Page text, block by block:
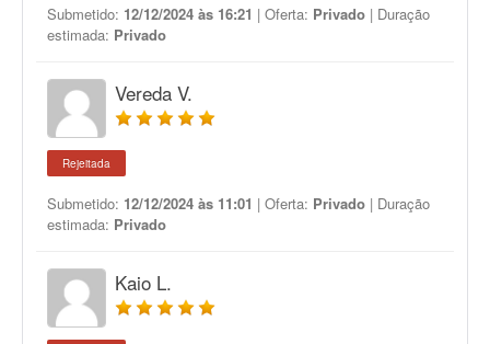
Submetido: 12/12/2024 às 16:21 | Oferta: Privado | Duração
estimada: Privado
Vereda V.
Rejeitada
Submetido: 12/12/2024 às 11:01 | Oferta: Privado | Duração
estimada: Privado
Kaio L.